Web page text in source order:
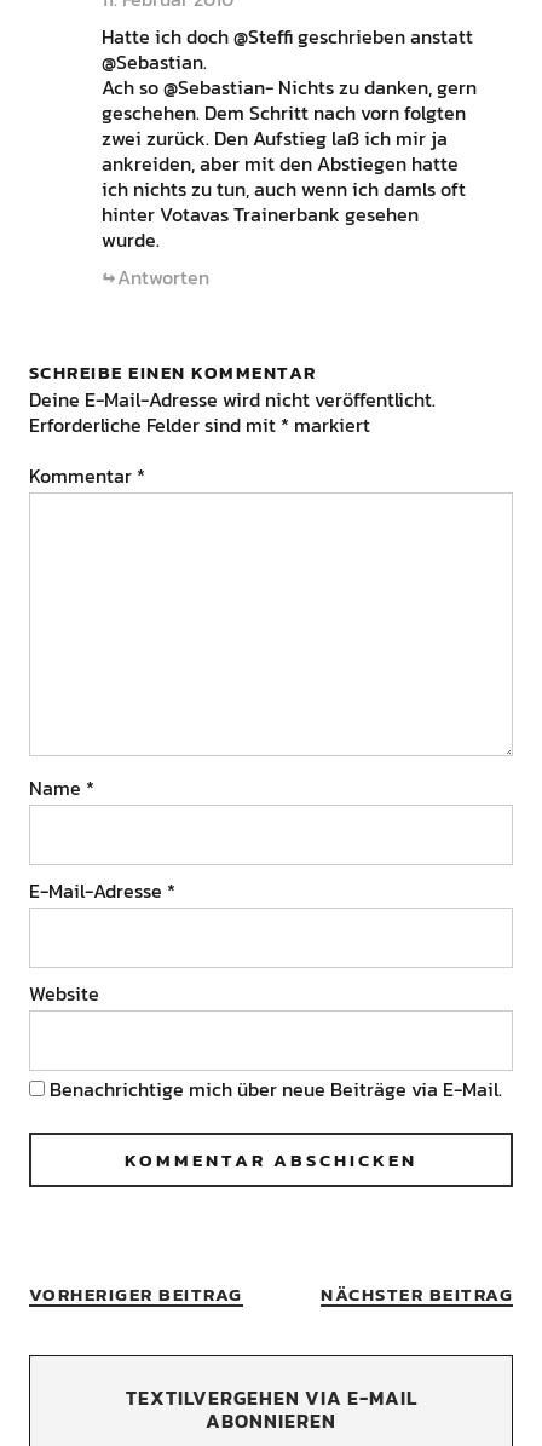
Hatte ich doch @Steffi geschrieben anstatt
@Sebastian.
Ach so @Sebastian- Nichts zu danken, gern
geschehen. Dem Schritt nach vorn folgten
zwei zurück. Den Aufstieg laß ich mir ja
ankreiden, aber mit den Abstiegen hatte
ich nichts zu tun, auch wenn ich damls oft
hinter Votavas Trainerbank gesehen
wurde.
Antworten
SCHREIBE EINEN KOMMENTAR
Deine E-Mail-Adresse wird nicht veröffentlicht.
Erforderliche Felder sind mit * markiert
Kommentar *
Name *
E-Mail-Adresse *
Website
Benachrichtige mich über neue Beiträge via E-Mail.
VORHERIGER BEITRAG NÄCHSTER BEITRAG
TEXTILVERGEHEN VIA E-MAIL
ABONNIEREN